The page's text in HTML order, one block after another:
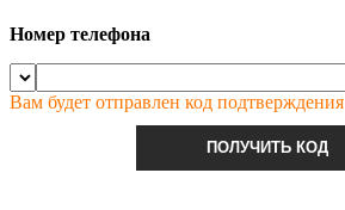
Номер телефона
Вам будет отправлен код подтверждения
ПОЛУЧИТЬ КОД